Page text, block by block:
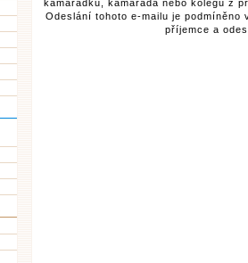
kamarádku, kamaráda nebo kolegu z
Odeslání tohoto e-mailu je podmíněno
příjemce a